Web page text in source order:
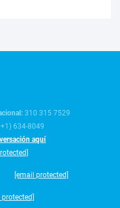
310 315 7529
634-8049
aquí
[email protected]
protected]